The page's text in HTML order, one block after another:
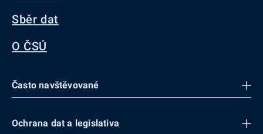
Sběr dat
O ČSÚ
Často navštěvované
Ochrana dat a legislativa